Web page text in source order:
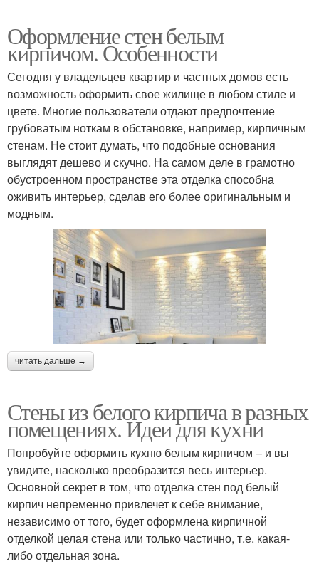
Оформление стен белым
кирпичом. Особенности
Сегодня у владельцев квартир и частных домов есть
возможность оформить свое жилище в любом стиле и
цвете. Многие пользователи отдают предпочтение
грубоватым ноткам в обстановке, например, кирпичным
стенам. Не стоит думать, что подобные основания
выглядят дешево и скучно. На самом деле в грамотно
обустроенном пространстве эта отделка способна
оживить интерьер, сделав его более оригинальным и
модным.
читать дальше →
Стены из белого кирпича в разных
помещениях. Идеи для кухни
Попробуйте оформить кухню белым кирпичом – и вы
увидите, насколько преобразится весь интерьер.
Основной секрет в том, что отделка стен под белый
кирпич непременно привлечет к себе внимание,
независимо от того, будет оформлена кирпичной
отделкой целая стена или только частично, т.е. какая-
либо отдельная зона.